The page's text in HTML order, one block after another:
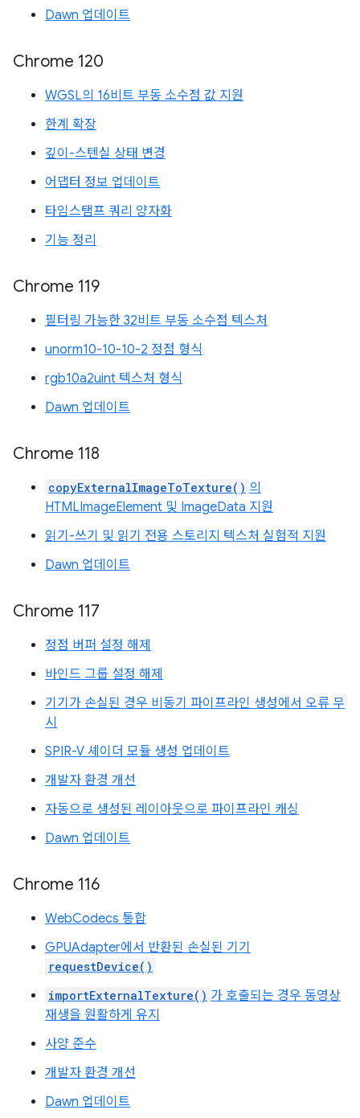
Dawn 업데이트
Chrome 120
WGSL의 16비트 부동 소수점 값 지원
한계 확장
깊이-스텐실 상태 변경
어댑터 정보 업데이트
타임스탬프 쿼리 양자화
기능 정리
Chrome 119
필터링 가능한 32비트 부동 소수점 텍스처
unorm10-10-10-2 정점 형식
rgb10a2uint 텍스처 형식
Dawn 업데이트
Chrome 118
copyExternalImageToTexture() 의
HTMLImageElement 및 ImageData 지원
읽기-쓰기 및 읽기 전용 스토리지 텍스처 실험적 지원
Dawn 업데이트
Chrome 117
정점 버퍼 설정 해제
바인드 그룹 설정 해제
기기가 손실된 경우 비동기 파이프라인 생성에서 오류 무
시
SPIR-V 셰이더 모듈 생성 업데이트
개발자 환경 개선
자동으로 생성된 레이아웃으로 파이프라인 캐싱
Dawn 업데이트
Chrome 116
WebCodecs 통합
GPUAdapter에서 반환된 손실된 기기
requestDevice()
importExternalTexture() 가 호출되는 경우 동영상
재생을 원활하게 유지
사양 준수
개발자 환경 개선
Dawn 업데이트